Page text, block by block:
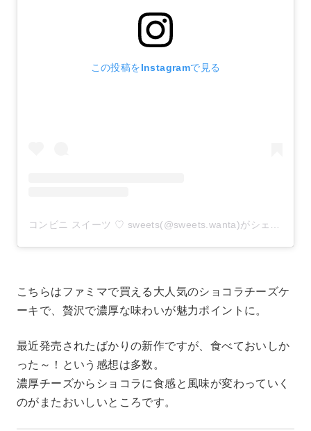
この投稿をInstagramで見る
こちらはファミマで買える大人気のショコラチーズケ
ーキで、贅沢で濃厚な味わいが魅力ポイントに。
最近発売されたばかりの新作ですが、食べておいしか
った～！という感想は多数。
濃厚チーズからショコラに食感と風味が変わっていく
のがまたおいしいところです。